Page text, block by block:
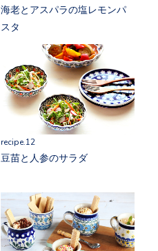
海老とアスパラの塩レモンパ
スタ
recipe.12
豆苗と人参のサラダ